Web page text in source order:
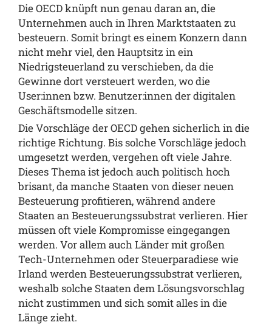
Die OECD knüpft nun genau daran an, die
Unternehmen auch in Ihren Marktstaaten zu
besteuern. Somit bringt es einem Konzern dann
nicht mehr viel, den Hauptsitz in ein
Niedrigsteuerland zu verschieben, da die
Gewinne dort versteuert werden, wo die
User:innen bzw. Benutzer:innen der digitalen
Geschäftsmodelle sitzen.
Die Vorschläge der OECD gehen sicherlich in die
richtige Richtung. Bis solche Vorschläge jedoch
umgesetzt werden, vergehen oft viele Jahre.
Dieses Thema ist jedoch auch politisch hoch
brisant, da manche Staaten von dieser neuen
Besteuerung profitieren, während andere
Staaten an Besteuerungssubstrat verlieren. Hier
müssen oft viele Kompromisse eingegangen
werden. Vor allem auch Länder mit großen
Tech-Unternehmen oder Steuerparadiese wie
Irland werden Besteuerungssubstrat verlieren,
weshalb solche Staaten dem Lösungsvorschlag
nicht zustimmen und sich somit alles in die
Länge zieht.